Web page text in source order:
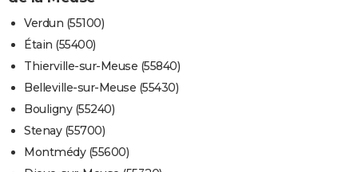
Verdun (55100)
Étain (55400)
Thierville-sur-Meuse (55840)
Belleville-sur-Meuse (55430)
Bouligny (55240)
Stenay (55700)
Montmédy (55600)